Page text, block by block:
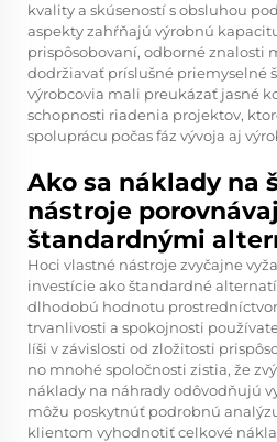
kvality a skúseností s obsluhou
aspekty zahŕňajú výrobnú
prispôsobovaní, odborné znalosti
dodržiavať príslušné priemyselné
výrobcovia mali preukázať jasné
schopnosti riadenia projektov,
spoluprácu počas fáz vývoja aj
Ako sa náklady na
nástroje
štandardnými
Hoci vlastné nástroje zvyčajne
investície ako štandardné
dlhodobú hodnotu
trvanlivosti a spokojnosti
líši v závislosti od zložitosti
no mnohé spoločnosti zistia, že
náklady na náhrady odôvodňujú
môžu poskytnúť podrobnú
klientom vyhodnotiť celkové